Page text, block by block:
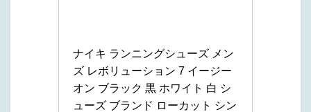
ナイキ ランニングシューズ メン
ズ レボリューション 7 イージー
オン ブラック 黒 ホワイト 白 シ
ューズ ブランド ローカット シン